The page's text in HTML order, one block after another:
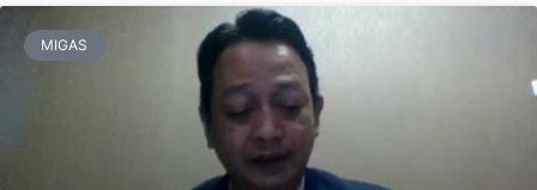
MIGAS